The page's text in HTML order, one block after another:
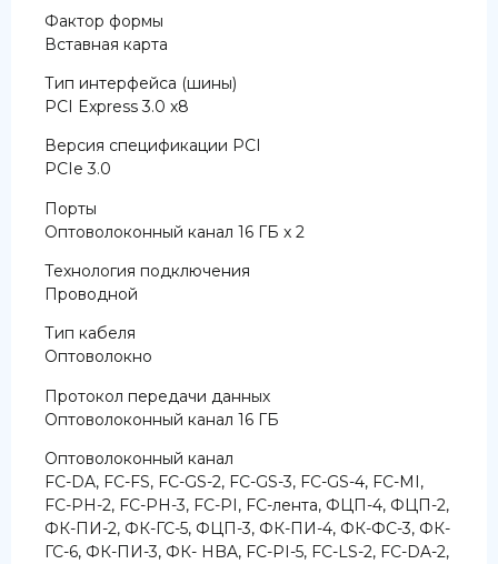
Фактор формы
Вставная карта
Тип интерфейса (шины)
PCI Express 3.0 x8
Версия спецификации PCI
PCIe 3.0
Порты
Оптоволоконный канал 16 ГБ x 2
Технология подключения
Проводной
Тип кабеля
Оптоволокно
Протокол передачи данных
Оптоволоконный канал 16 ГБ
Оптоволоконный канал
FC-DA, FC-FS, FC-GS-2, FC-GS-3, FC-GS-4, FC-MI,
FC-PH-2, FC-PH-3, FC-PI, FC-лента, ФЦП-4, ФЦП-2,
ФК-ПИ-2, ФК-ГС-5, ФЦП-3, ФК-ПИ-4, ФК-ФС-3, ФК-
ГС-6, ФК-ПИ-3, ФК- HBA, FC-PI-5, FC-LS-2, FC-DA-2,